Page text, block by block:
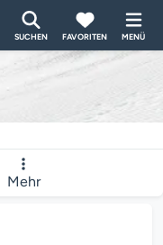
SUCHEN FAVORITEN MENÜ
Mehr